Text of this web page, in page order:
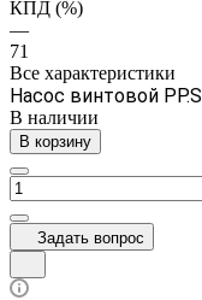
КПД (%)
—
71
Все характеристики
Насос винтовой
В наличии
В корзину
Задать вопрос